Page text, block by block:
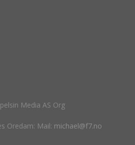
Media AS Org
Oredam: Mail: michael@f7.no